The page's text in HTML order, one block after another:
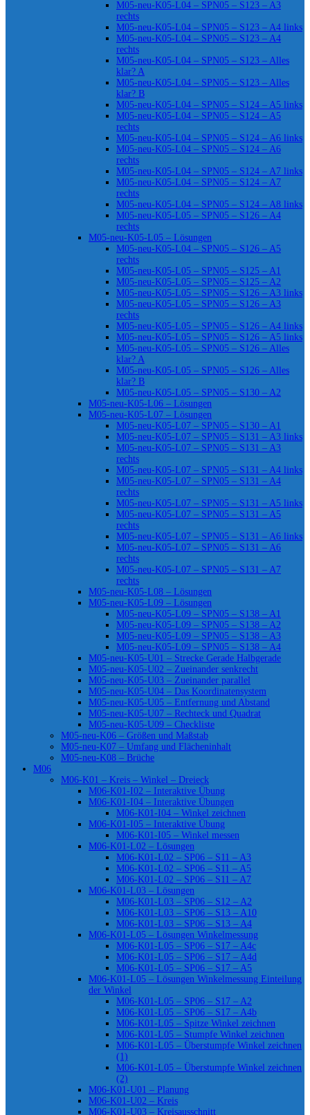
M05-neu-K05-L04 – SPN05 – S123 – A3
rechts
M05-neu-K05-L04 – SPN05 – S123 – A4 links
M05-neu-K05-L04 – SPN05 – S123 – A4
rechts
M05-neu-K05-L04 – SPN05 – S123 – Alles
klar? A
M05-neu-K05-L04 – SPN05 – S123 – Alles
klar? B
M05-neu-K05-L04 – SPN05 – S124 – A5 links
M05-neu-K05-L04 – SPN05 – S124 – A5
rechts
M05-neu-K05-L04 – SPN05 – S124 – A6 links
M05-neu-K05-L04 – SPN05 – S124 – A6
rechts
M05-neu-K05-L04 – SPN05 – S124 – A7 links
M05-neu-K05-L04 – SPN05 – S124 – A7
rechts
M05-neu-K05-L04 – SPN05 – S124 – A8 links
M05-neu-K05-L05 – SPN05 – S126 – A4
rechts
M05-neu-K05-L05 – Lösungen
M05-neu-K05-L04 – SPN05 – S126 – A5
rechts
M05-neu-K05-L05 – SPN05 – S125 – A1
M05-neu-K05-L05 – SPN05 – S125 – A2
M05-neu-K05-L05 – SPN05 – S126 – A3 links
M05-neu-K05-L05 – SPN05 – S126 – A3
rechts
M05-neu-K05-L05 – SPN05 – S126 – A4 links
M05-neu-K05-L05 – SPN05 – S126 – A5 links
M05-neu-K05-L05 – SPN05 – S126 – Alles
klar? A
M05-neu-K05-L05 – SPN05 – S126 – Alles
klar? B
M05-neu-K05-L05 – SPN05 – S130 – A2
M05-neu-K05-L06 – Lösungen
M05-neu-K05-L07 – Lösungen
M05-neu-K05-L07 – SPN05 – S130 – A1
M05-neu-K05-L07 – SPN05 – S131 – A3 links
M05-neu-K05-L07 – SPN05 – S131 – A3
rechts
M05-neu-K05-L07 – SPN05 – S131 – A4 links
M05-neu-K05-L07 – SPN05 – S131 – A4
rechts
M05-neu-K05-L07 – SPN05 – S131 – A5 links
M05-neu-K05-L07 – SPN05 – S131 – A5
rechts
M05-neu-K05-L07 – SPN05 – S131 – A6 links
M05-neu-K05-L07 – SPN05 – S131 – A6
rechts
M05-neu-K05-L07 – SPN05 – S131 – A7
rechts
M05-neu-K05-L08 – Lösungen
M05-neu-K05-L09 – Lösungen
M05-neu-K05-L09 – SPN05 – S138 – A1
M05-neu-K05-L09 – SPN05 – S138 – A2
M05-neu-K05-L09 – SPN05 – S138 – A3
M05-neu-K05-L09 – SPN05 – S138 – A4
M05-neu-K05-U01 – Strecke Gerade Halbgerade
M05-neu-K05-U02 – Zueinander senkrecht
M05-neu-K05-U03 – Zueinander parallel
M05-neu-K05-U04 – Das Koordinatensystem
M05-neu-K05-U05 – Entfernung und Abstand
M05-neu-K05-U07 – Rechteck und Quadrat
M05-neu-K05-U09 – Checkliste
M05-neu-K06 – Größen und Maßstab
M05-neu-K07 – Umfang und Flächeninhalt
M05-neu-K08 – Brüche
M06
M06-K01 – Kreis – Winkel – Dreieck
M06-K01-I02 – Interaktive Übung
M06-K01-I04 – Interaktive Übungen
M06-K01-I04 – Winkel zeichnen
M06-K01-I05 – Interaktive Übung
M06-K01-I05 – Winkel messen
M06-K01-L02 – Lösungen
M06-K01-L02 – SP06 – S11 – A3
M06-K01-L02 – SP06 – S11 – A5
M06-K01-L02 – SP06 – S11 – A7
M06-K01-L03 – Lösungen
M06-K01-L03 – SP06 – S12 – A2
M06-K01-L03 – SP06 – S13 – A10
M06-K01-L03 – SP06 – S13 – A4
M06-K01-L05 – Lösungen Winkelmessung
M06-K01-L05 – SP06 – S17 – A4c
M06-K01-L05 – SP06 – S17 – A4d
M06-K01-L05 – SP06 – S17 – A5
M06-K01-L05 – Lösungen Winkelmessung Einteilung
der Winkel
M06-K01-L05 – SP06 – S17 – A2
M06-K01-L05 – SP06 – S17 – A4b
M06-K01-L05 – Spitze Winkel zeichnen
M06-K01-L05 – Stumpfe Winkel zeichnen
M06-K01-L05 – Überstumpfe Winkel zeichnen
(1)
M06-K01-L05 – Überstumpfe Winkel zeichnen
(2)
M06-K01-U01 – Planung
M06-K01-U02 – Kreis
M06-K01-U03 – Kreisausschnitt